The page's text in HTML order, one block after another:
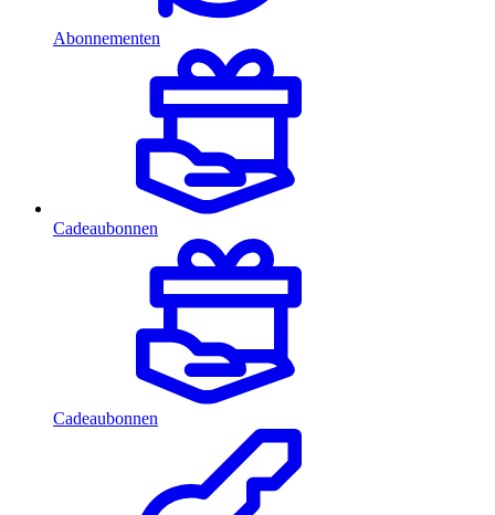
Abonnementen
Cadeaubonnen
Cadeaubonnen